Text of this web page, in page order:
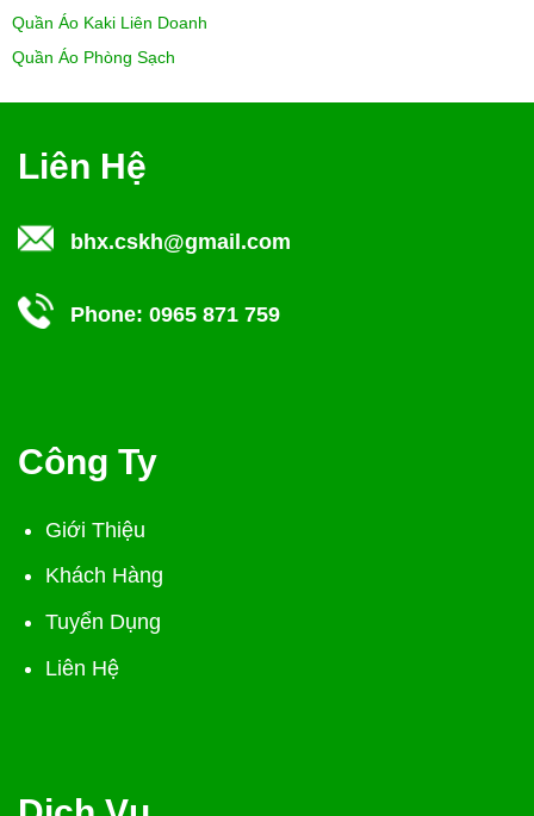
Quần Áo Kaki Liên Doanh
Quần Áo Phòng Sạch
Liên Hệ
bhx.cskh@gmail.com
Phone: 0965 871 759
Công Ty
Giới Thiệu
Khách Hàng
Tuyển Dụng
Liên Hệ